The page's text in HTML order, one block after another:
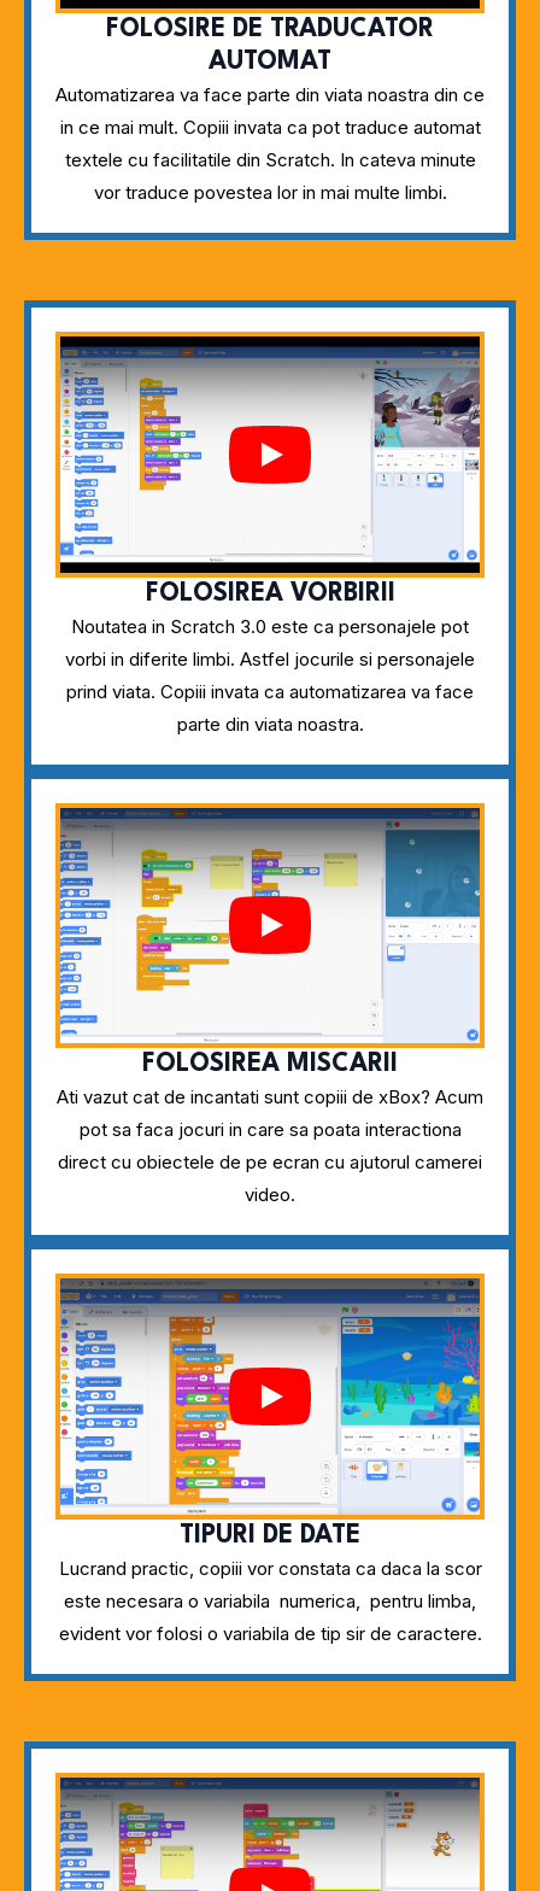
FOLOSIRE DE TRADUCATOR
AUTOMAT
Automatizarea va face parte din viata noastra din ce
in ce mai mult. Copiii invata ca pot traduce automat
textele cu facilitatile din Scratch. In cateva minute
vor traduce povestea lor in mai multe limbi.
Play
FOLOSIREA VORBIRII
Noutatea in Scratch 3.0 este ca personajele pot
vorbi in diferite limbi. Astfel jocurile si personajele
prind viata. Copiii invata ca automatizarea va face
parte din viata noastra.
Play
FOLOSIREA MISCARII
Ati vazut cat de incantati sunt copiii de xBox? Acum
pot sa faca jocuri in care sa poata interactiona
direct cu obiectele de pe ecran cu ajutorul camerei
video.
Play
TIPURI DE DATE
Lucrand practic, copiii vor constata ca daca la scor
este necesara o variabila numerica, pentru limba,
evident vor folosi o variabila de tip sir de caractere.